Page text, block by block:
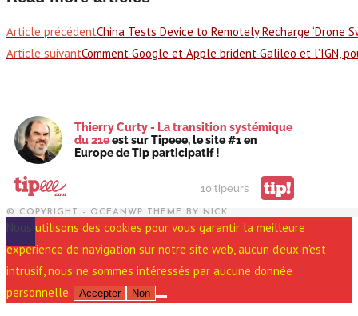
Article précédentChina Tests Device to Remotely Recharge ‘Drone
Article suivantComment Google et Apple brident Galileo et l’IGN,
Thierry Curty - La transition systémique
du 21eest sur Tipeee, le site #1 en
Europe de Tip participatif !
10 tipeurs tip!
© COPYRIGHT - OCEANWP THEME BY NICK
Nous utilisons des cookies pour vous garantir la meilleure
expérience de navigation sur notre site web, aucun d'eux n'est
intrusif, nous ne sommes intéressés par aucune donnée
personnelle.
Accepter Non